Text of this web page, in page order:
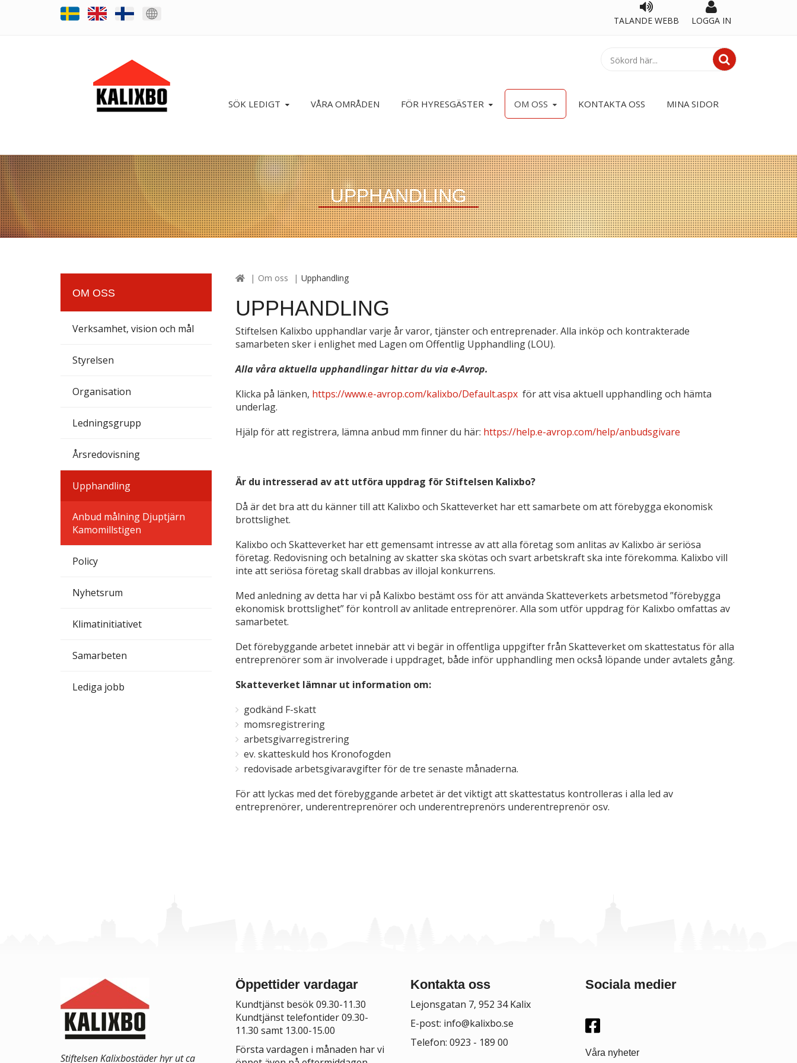
TALANDE WEBB LOGGA IN
SÖK LEDIGT VÅRA OMRÅDEN FÖR HYRESGÄSTER OM OSS KONTAKTA OSS MINA SIDOR
UPPHANDLING
Om oss Upphandling
UPPHANDLING
Stiftelsen Kalixbo upphandlar varje år varor, tjänster och entreprenader. Alla inköp och kontrakterade
samarbeten sker i enlighet med Lagen om Offentlig Upphandling (LOU).
Alla våra aktuella upphandlingar hittar du via e-Avrop.
Klicka på länken, https://www.e-avrop.com/kalixbo/Default.aspx för att visa aktuell upphandling och hämta
underlag.
Hjälp för att registrera, lämna anbud mm finner du här: https://help.e-avrop.com/help/anbudsgivare
Är du intresserad av att utföra uppdrag för Stiftelsen Kalixbo?
Då är det bra att du känner till att Kalixbo och Skatteverket har ett samarbete om att förebygga ekonomisk
brottslighet.
Kalixbo och Skatteverket har ett gemensamt intresse av att alla företag som anlitas av Kalixbo är seriösa
företag. Redovisning och betalning av skatter ska skötas och svart arbetskraft ska inte förekomma. Kalixbo vill
inte att seriösa företag skall drabbas av illojal konkurrens.
Med anledning av detta har vi på Kalixbo bestämt oss för att använda Skatteverkets arbetsmetod ”förebygga
ekonomisk brottslighet” för kontroll av anlitade entreprenörer. Alla som utför uppdrag för Kalixbo omfattas av
samarbetet.
Det förebyggande arbetet innebär att vi begär in offentliga uppgifter från Skatteverket om skattestatus för alla
entreprenörer som är involverade i uppdraget, både inför upphandling men också löpande under avtalets gång.
Skatteverket lämnar ut information om:
godkänd F-skatt
momsregistrering
arbetsgivarregistrering
ev. skatteskuld hos Kronofogden
redovisade arbetsgivaravgifter för de tre senaste månaderna.
För att lyckas med det förebyggande arbetet är det viktigt att skattestatus kontrolleras i alla led av
entreprenörer, underentreprenörer och underentreprenörs underentreprenör osv.
OM OSS
Verksamhet, vision och mål
Styrelsen
Organisation
Ledningsgrupp
Årsredovisning
Upphandling
Anbud målning Djuptjärn
Kamomillstigen
Policy
Nyhetsrum
Klimatinitiativet
Samarbeten
Lediga jobb
Stiftelsen Kalixbostäder hyr ut ca
Öppettider vardagar
Kundtjänst besök 09.30-11.30
Kundtjänst telefontider 09.30-
11.30 samt 13.00-15.00
Första vardagen i månaden har vi
Kontakta oss
Lejonsgatan 7, 952 34 Kalix
E-post: info@kalixbo.se
Telefon: 0923 - 189 00
Sociala medier
Våra nyheter